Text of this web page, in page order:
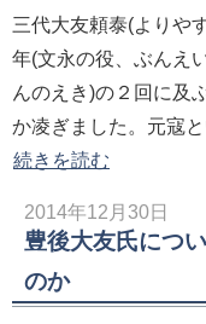
三代大友頼泰(よりや
年(文永の役、ぶんえ
んのえき)の２回に及
か凌ぎました。元寇
続きを読む
2014年12月30日
豊後大友氏につ
のか